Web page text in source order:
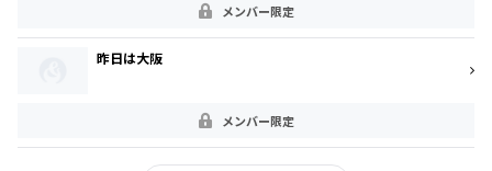
メンバー限定
昨日は大阪
メンバー限定